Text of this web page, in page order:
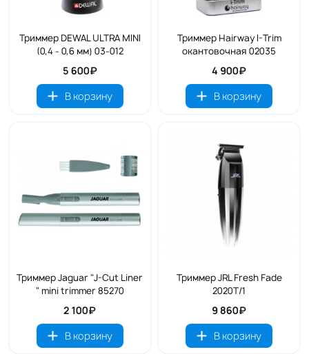
Триммер DEWAL ULTRA MINI
(0,4 - 0,6 мм) 03-012
5 600₽
В корзину
Триммер Hairway I-Trim
окантовочная 02035
4 900₽
В корзину
Триммер Jaguar "J-Cut Liner
" mini trimmer 85270
2 100₽
В корзину
Триммер JRL Fresh Fade
2020T/1
9 860₽
В корзину